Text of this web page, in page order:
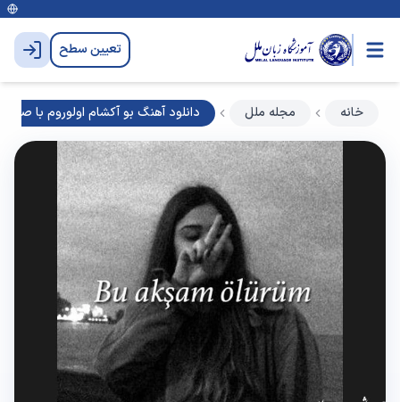
تعیین سطح
خانه مجله ملل دانلود آهنگ بو آکشام اولوروم با